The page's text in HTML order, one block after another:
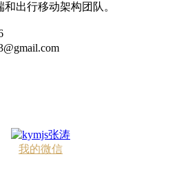
出行移动架构团队。
我的微信